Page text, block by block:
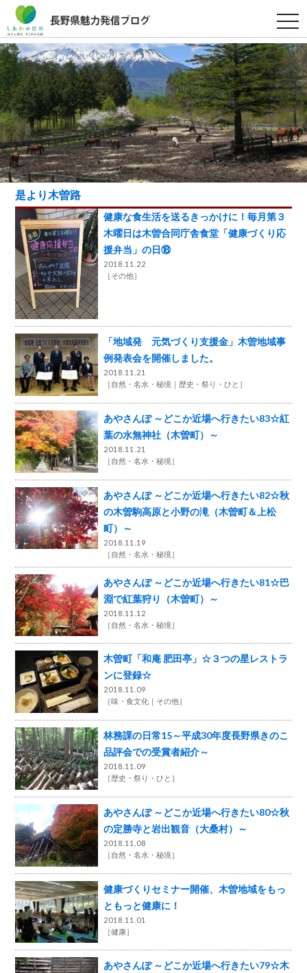
t
o
g
g
l
e
n
a
v
i
g
a
t
i
o
n
是より木曽路
健康な食生活を送るきっかけに！毎月第３
木曜日は木曽合同庁舎食堂「健康づくり応
援弁当」の日⑱
2018.11.22
［その他］
「地域発 元気づくり支援金」木曽地域事
例発表会を開催しました。
2018.11.21
［自然・名水・秘境 歴史・祭り・ひと ］
あやさんぽ ～どこか近場へ行きたい83☆紅
葉の水無神社（木曽町）～
2018.11.21
［自然・名水・秘境］
あやさんぽ ～どこか近場へ行きたい82☆秋
の木曽駒高原と小野の滝（木曽町＆上松
町）～
2018.11.19
［自然・名水・秘境］
あやさんぽ ～どこか近場へ行きたい81☆巴
淵で紅葉狩り（木曽町）～
2018.11.12
［自然・名水・秘境］
木曽町「和庵 肥田亭」☆３つの星レストラ
ンに登録☆
2018.11.09
［味・食文化 その他］
林務課の日常15～平成30年度長野県きのこ
品評会での受賞者紹介～
2018.11.09
［歴史・祭り・ひと ］
あやさんぽ ～どこか近場へ行きたい80☆秋
の定勝寺と岩出観音（大桑村）～
2018.11.08
［自然・名水・秘境］
健康づくりセミナー開催、木曽地域をもっ
ともっと健康に！
2018.11.01
［健康］
あやさんぽ ～どこか近場へ行きたい79☆木